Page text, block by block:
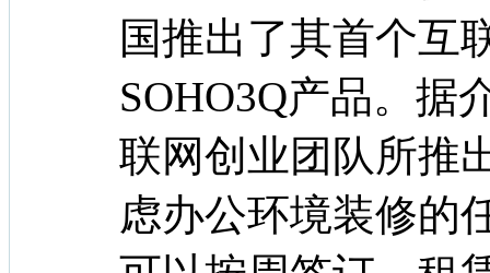
国推出了其首个互
SOHO3Q产品。据
联网创业团队所推
虑办公环境装修的